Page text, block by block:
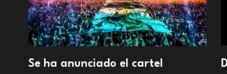
Se ha anunciado el cartel